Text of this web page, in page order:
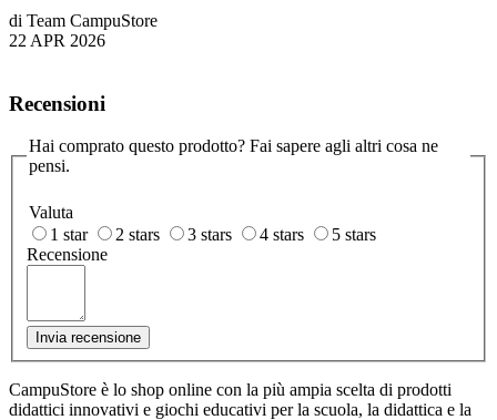
di Team CampuStore
22 APR 2026
Recensioni
Hai comprato questo prodotto? Fai sapere agli altri cosa ne
pensi.
Valuta
1 star
2 stars 3 stars 4 stars
5 stars
Recensione
Invia recensione
CampuStore è lo shop online con la più ampia scelta di prodotti
didattici innovativi e giochi educativi per la scuola, la didattica e la